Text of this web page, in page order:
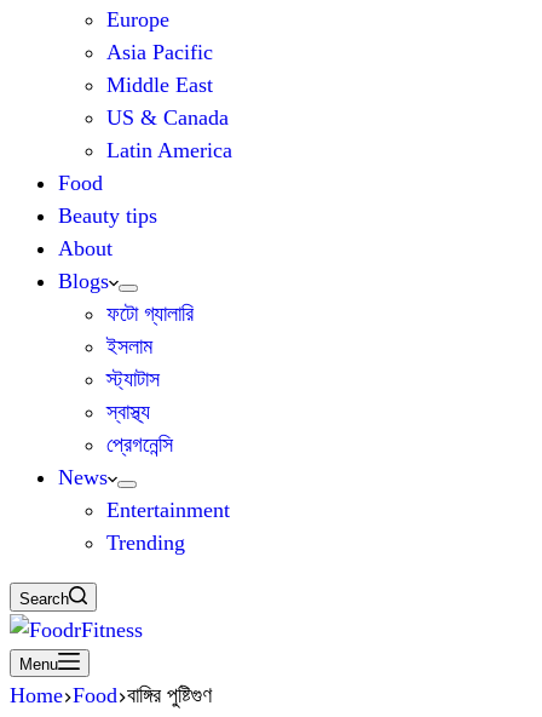
Europe
Asia Pacific
Middle East
US & Canada
Latin America
Food
Beauty tips
About
Blogs
ফটো গ্যালারি
ইসলাম
স্ট্যাটাস
স্বাস্থ্য
প্রেগনেন্সি
News
Entertainment
Trending
Search
Menu
Home Food বাঙ্গির পুষ্টিগুণ